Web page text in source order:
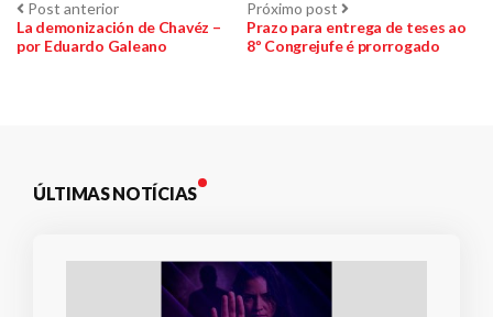
Navegação
de
Post anteriorPost
anterior:
La demonización de Chavéz –
por Eduardo Galeano
Próximo post Próximo
post:
Prazo para entrega de teses ao
8º Congrejufe é prorrogado
ÚLTIMAS NOTÍCIAS